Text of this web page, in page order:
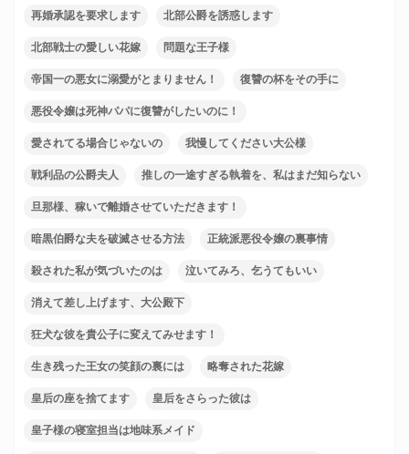
再婚承認を要求します 北部公爵を誘惑します
北部戦士の愛しい花嫁 問題な王子様
帝国一の悪女に溺愛がとまりません！ 復讐の杯をその手に
悪役令嬢は死神パパに復讐がしたいのに！
愛されてる場合じゃないの 我慢してください大公様
戦利品の公爵夫人 推しの一途すぎる執着を、私はまだ知らない
旦那様、稼いで離婚させていただきます！
暗黒伯爵な夫を破滅させる方法 正統派悪役令嬢の裏事情
殺された私が気づいたのは 泣いてみろ、乞うてもいい
消えて差し上げます、大公殿下
狂犬な彼を貴公子に変えてみせます！
生き残った王女の笑顔の裏には 略奪された花嫁
皇后の座を捨てます 皇后をさらった彼は
皇子様の寝室担当は地味系メイド